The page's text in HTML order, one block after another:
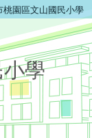
桃園區文山國民小學
學